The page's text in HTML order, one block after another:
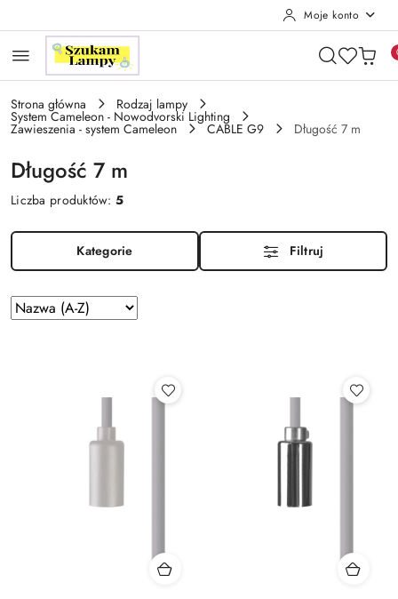
Moje konto
Strona główna Rodzaj lampy
System Cameleon - Nowodvorski Lighting
Zawieszenia - system Cameleon CABLE G9 Długość 7 m
Długość 7 m
Liczba produktów:5
Kategorie Filtruj
Zastosowano
sortowanie:
Sortuj
według